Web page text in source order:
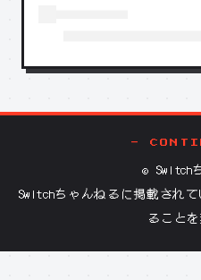
-
© Switch
Switchちゃんねる に掲載され
ること